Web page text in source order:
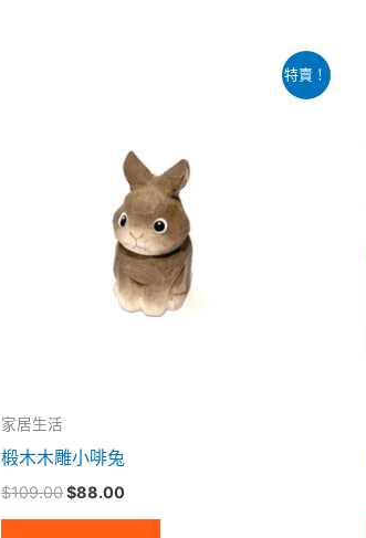
特賣！
家居生活
椴木木雕小啡兔
$109.00$88.00